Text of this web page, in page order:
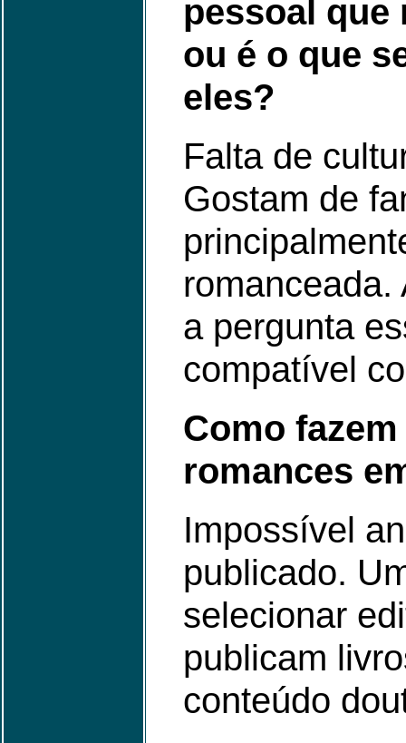
pessoal que
ou é o que
eles?
Falta de
Gostam de
romanceada.
a pergunta
compatível
Como
romances
Impossível
publicado.
selecionar
publicam
conteúdo